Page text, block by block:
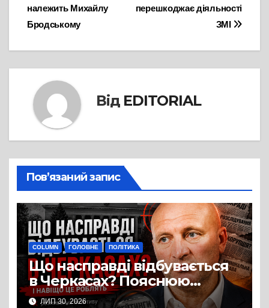
перешкоджає діяльності
ЗМІ
належить Михайлу
Бродському
Від EDITORIAL
Пов’язаний запис
COLUMN ГОЛОВНЕ ПОЛІТИКА
Що насправді відбувається
в Черкасах? Пояснюю
простими словами
ЛИП 30, 2026